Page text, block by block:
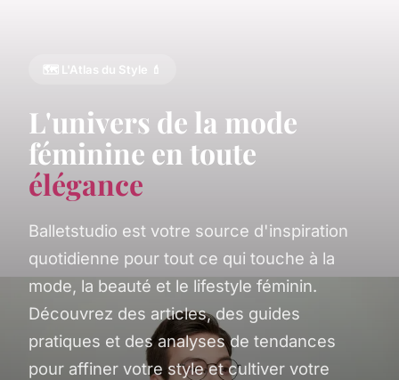
🗺️ L'Atlas du Style 💄
L'univers de la mode
féminine en toute
élégance
Balletstudio est votre source d'inspiration
quotidienne pour tout ce qui touche à la
mode, la beauté et le lifestyle féminin.
Découvrez des articles, des guides
pratiques et des analyses de tendances
pour affiner votre style et cultiver votre